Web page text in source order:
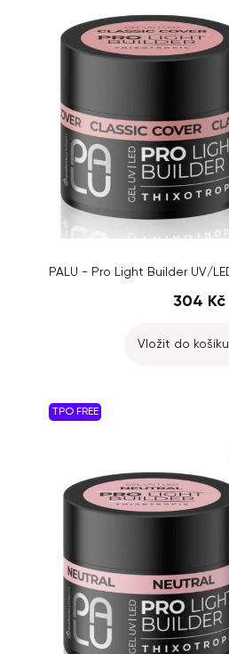
304 Kč
Vložit do košíku
TPO FREE